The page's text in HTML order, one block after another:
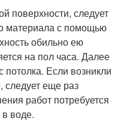
поверхности, следует
материала с помощью
обильно ею
на пол часа. Далее
потолка. Если возникли
следует еще раз
работ потребуется
воде.